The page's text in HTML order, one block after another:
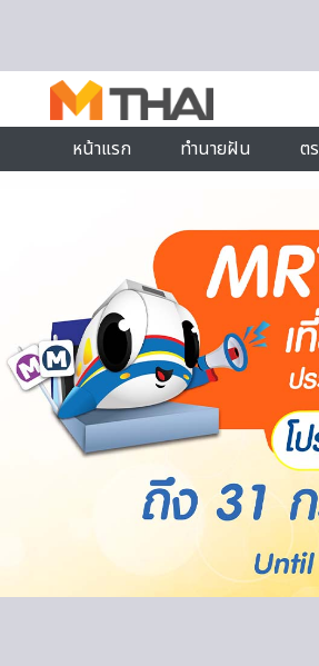
หน้าแรก
ทำนายฝัน ต